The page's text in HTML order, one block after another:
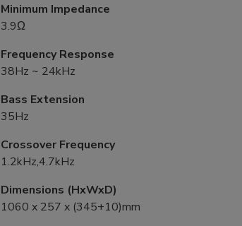
Minimum Impedance
3.9Ω
Frequency Response
38Hz ~ 24kHz
Bass Extension
35Hz
Crossover Frequency
1.2kHz,4.7kHz
Dimensions (HxWxD)
1060 x 257 x (345+10)mm